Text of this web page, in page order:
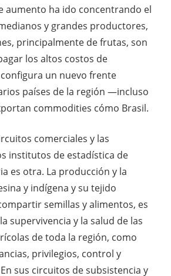
aumento ha ido concentrando el
y grandes productores,
principalmente de frutas, son
los altos costos de
un nuevo frente
países de la región —incluso
commodities cómo Brasil.
comerciales y las
institutos de estadística de
es otra. La producción y la
y indígena y su tejido
semillas y alimentos, es
supervivencia y la salud de las
de toda la región, como
privilegios, control y
sus circuitos de subsistencia y